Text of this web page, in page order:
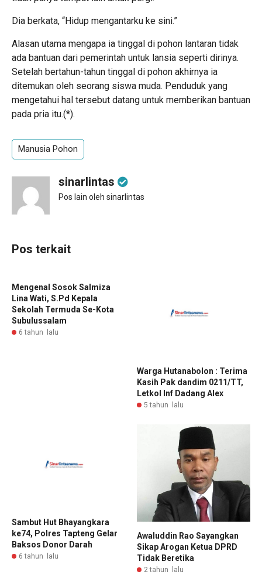
Dia berkata, “Hidup mengantarku ke sini.”
Alasan utama mengapa ia tinggal di pohon lantaran tidak
ada bantuan dari pemerintah untuk lansia seperti dirinya.
Setelah bertahun-tahun tinggal di pohon akhirnya ia
ditemukan oleh seorang siswa muda. Penduduk yang
mengetahui hal tersebut datang untuk memberikan bantuan
pada pria itu.(*).
Manusia Pohon
sinarlintas
Pos lain oleh sinarlintas
Pos terkait
Mengenal Sosok Salmiza
Lina Wati, S.Pd Kepala
Sekolah Termuda Se-Kota
Subulussalam
6 tahun lalu
Warga Hutanabolon : Terima
Kasih Pak dandim 0211/TT,
Letkol Inf Dadang Alex
5 tahun lalu
Sambut Hut Bhayangkara
ke74, Polres Tapteng Gelar
Baksos Donor Darah
6 tahun lalu
Awaluddin Rao Sayangkan
Sikap Arogan Ketua DPRD
Tidak Beretika
2 tahun lalu